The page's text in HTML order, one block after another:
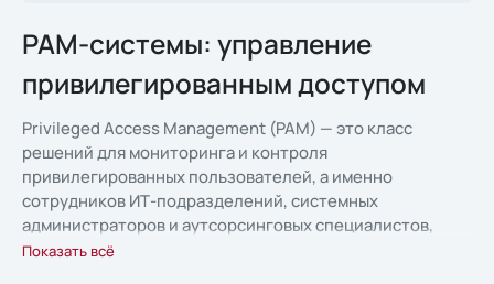
PAM-системы: управление
привилегированным доступом
Privileged Access Management (PAM) — это класс
решений для мониторинга и контроля
привилегированных пользователей, а именно
сотрудников ИТ-подразделений, системных
администраторов и аутсорсинговых специалистов,
имеющих доступ к корпоративным ресурсам и
Показать всё